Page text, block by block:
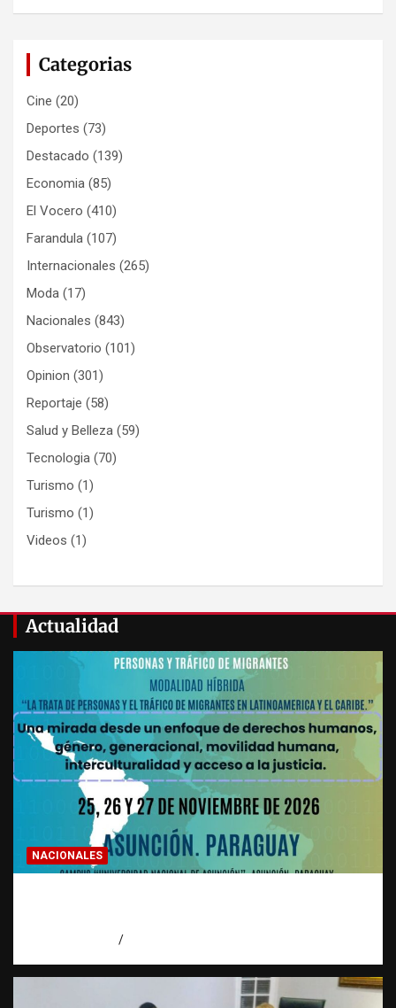
Categorias
Cine (20)
Deportes (73)
Destacado (139)
Economia (85)
El Vocero (410)
Farandula (107)
Internacionales (265)
Moda (17)
Nacionales (843)
Observatorio (101)
Opinion (301)
Reportaje (58)
Salud y Belleza (59)
Tecnologia (70)
Turismo (1)
Turismo (1)
Videos (1)
Actualidad
NACIONALES